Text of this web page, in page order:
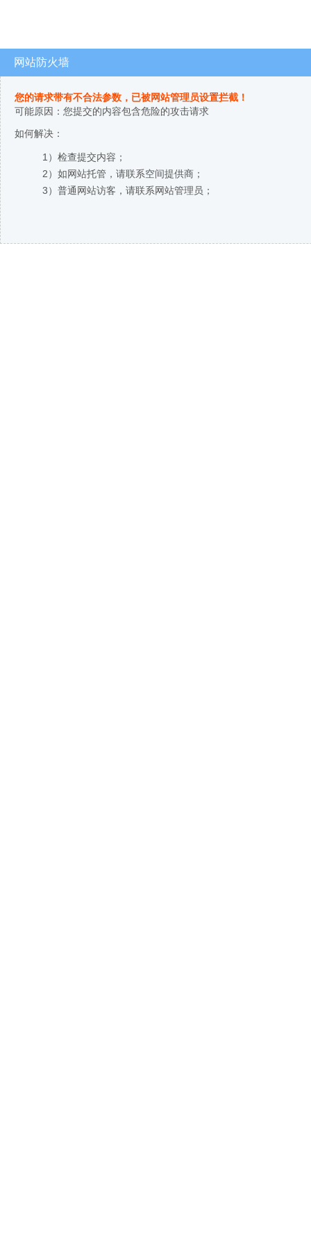
网站防火墙
您的请求带有不合法参数，已被网站管理员设置拦截！
可能原因：您提交的内容包含危险的攻击请求
如何解决：
1）检查提交内容；
2）如网站托管，请联系空间提供商；
3）普通网站访客，请联系网站管理员；